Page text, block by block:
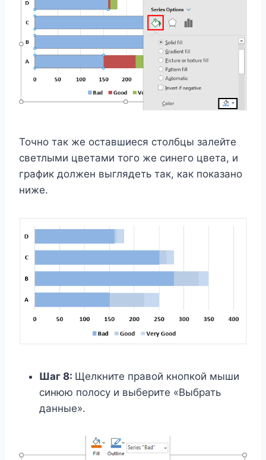
Точно так же оставшиеся столбцы залейте
светлыми цветами того же синего цвета, и
график должен выглядеть так, как показано
ниже.
Шаг 8: Щелкните правой кнопкой мыши
синюю полосу и выберите «Выбрать
данные».